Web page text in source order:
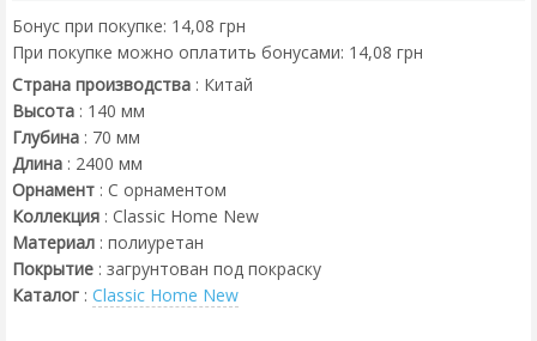
Бонус при покупке: 14,08 грн
При покупке можно оплатить бонусами: 14,08 грн
Страна производства : Китай
Высота : 140 мм
Глубина : 70 мм
Длина : 2400 мм
Орнамент : С орнаментом
Коллекция : Classic Home New
Материал : полиуретан
Покрытие : загрунтован под покраску
Каталог : Classic Home New